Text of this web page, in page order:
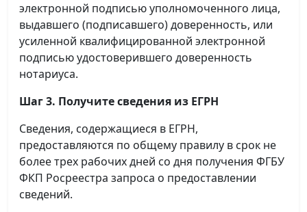
электронной подписью уполномоченного лица,
выдавшего (подписавшего) доверенность, или
усиленной квалифицированной электронной
подписью удостоверившего доверенность
нотариуса.
Шаг 3. Получите сведения из ЕГРН
Сведения, содержащиеся в ЕГРН,
предоставляются по общему правилу в срок не
более трех рабочих дней со дня получения ФГБУ
ФКП Росреестра запроса о предоставлении
сведений.